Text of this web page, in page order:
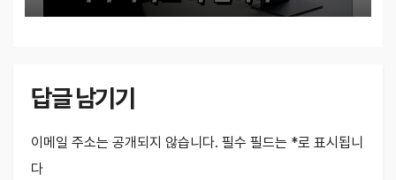
답글 남기기
이메일 주소는 공개되지 않습니다. 필수 필드는 *로 표시됩니
다